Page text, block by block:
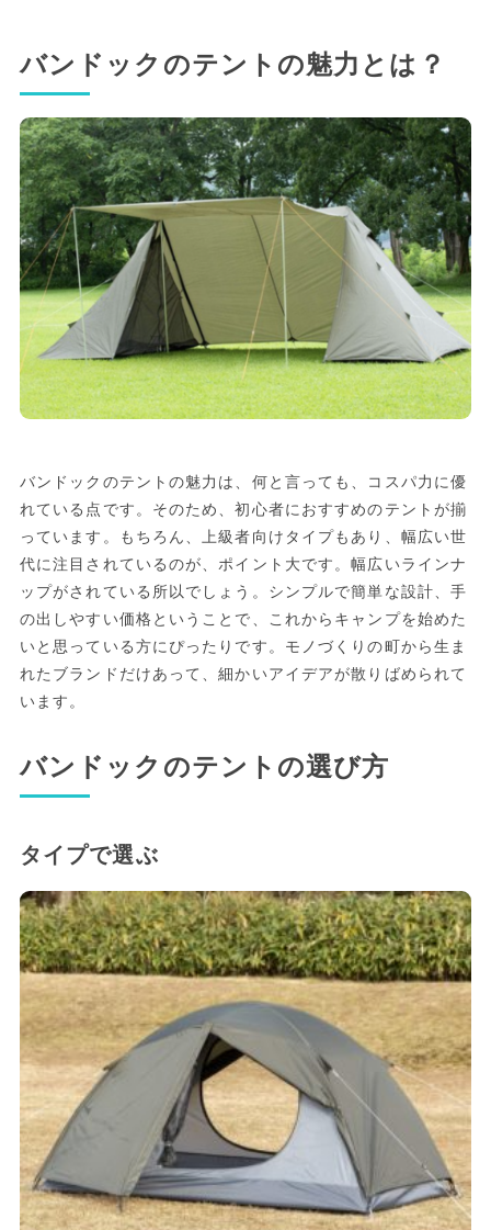
バンドックのテントの魅力とは？
バンドックのテントの魅力は、何と言っても、コスパ力に優
れている点です。そのため、初心者におすすめのテントが揃
っています。もちろん、上級者向けタイプもあり、幅広い世
代に注目されているのが、ポイント大です。幅広いラインナ
ップがされている所以でしょう。シンプルで簡単な設計、手
の出しやすい価格ということで、これからキャンプを始めた
いと思っている方にぴったりです。モノづくりの町から生ま
れたブランドだけあって、細かいアイデアが散りばめられて
います。
バンドックのテントの選び方
タイプで選ぶ